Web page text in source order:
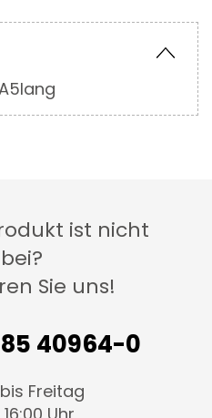
ist nicht
Sie uns!
40964-0
Freitag